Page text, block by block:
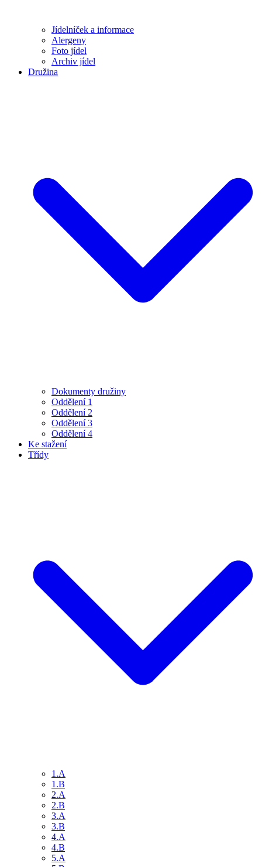
Jídelníček a informace
Alergeny
Foto jídel
Archiv jídel
Družina
Dokumenty družiny
Oddělení 1
Oddělení 2
Oddělení 3
Oddělení 4
Ke stažení
Třídy
1.A
1.B
2.A
2.B
3.A
3.B
4.A
4.B
5.A